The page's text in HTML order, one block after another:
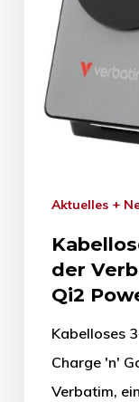
Aktuelles +
der
Qi2
Kabelloses
Charge 'n'
Verbatim,